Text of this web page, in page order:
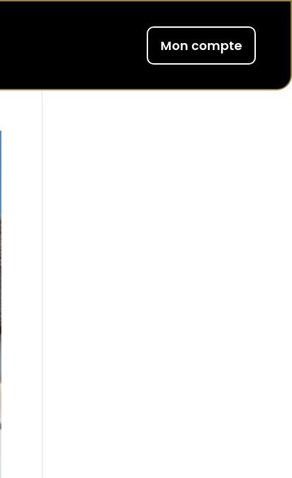
Mon compte